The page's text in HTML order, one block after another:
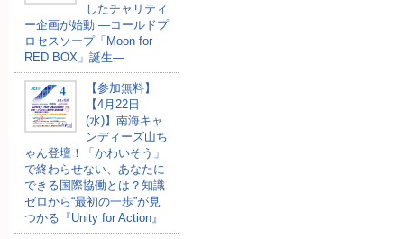
したチャリティ
ー企画が始動 ―コールドプ
ロセスソープ「Moon for
RED BOX」誕生―
【参加無料】
【4月22日
(水)】南海キャ
ンディーズ山ち
ゃん登壇！「かわいそう」
で終わらせない、あなたに
できる国際協働とは？知識
ゼロから“最初の一歩”が見
つかる『Unity for Action』